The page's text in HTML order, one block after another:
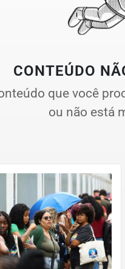
CONTEÚDO
que você
ou não está